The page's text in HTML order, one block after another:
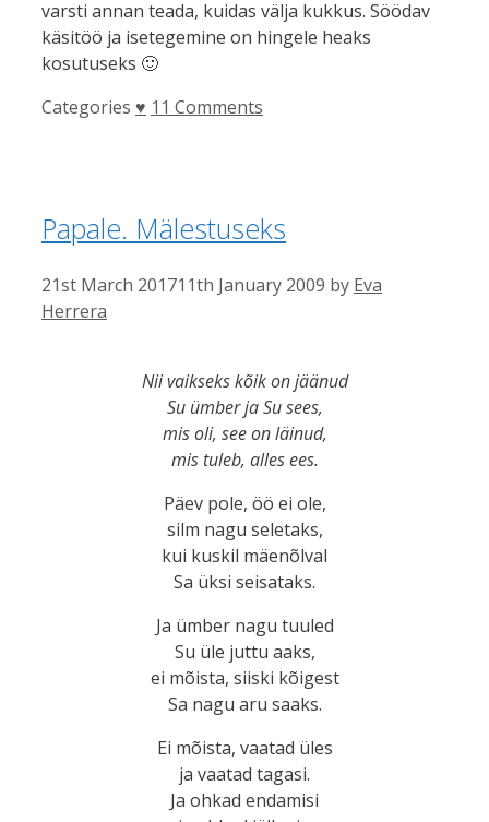
varsti annan teada, kuidas välja kukkus. Söödav
käsitöö ja isetegemine on hingele heaks
kosutuseks 🙂
Categories ♥ 11 Comments
Papale. Mälestuseks
21st March 201711th January 2009 by Eva
Herrera
Nii vaikseks kõik on jäänud
Su ümber ja Su sees,
mis oli, see on läinud,
mis tuleb, alles ees.
Päev pole, öö ei ole,
silm nagu seletaks,
kui kuskil mäenõlval
Sa üksi seisataks.
Ja ümber nagu tuuled
Su üle juttu aaks,
ei mõista, siiski kõigest
Sa nagu aru saaks.
Ei mõista, vaatad üles
ja vaatad tagasi.
Ja ohkad endamisi